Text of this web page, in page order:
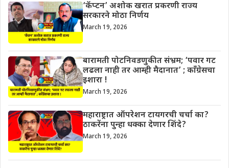
‘कॅप्टन’ अशोक खरात प्रकरणी राज्य
सरकारने मोठा निर्णय
March 19, 2026
बारामती पोटनिवडणुकीत संभ्रम; ‘पवार गट
लढला नाही तर आम्ही मैदानात’ ; काँग्रेसचा
इशारा !
March 19, 2026
महाराष्ट्रात ऑपरेशन टायगरची चर्चा का?
ठाकरेंना पुन्हा धक्का देणार शिंदे?
March 19, 2026